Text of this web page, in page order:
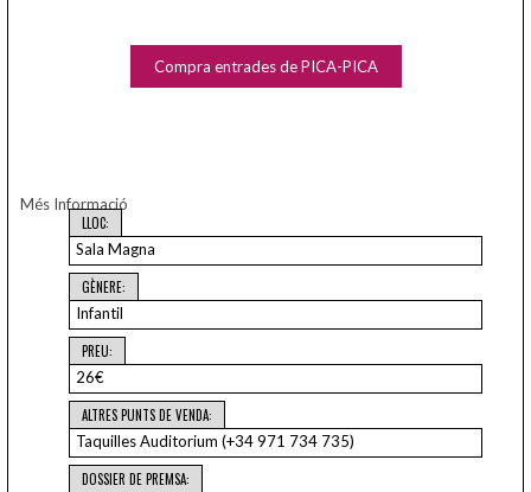
Compra entrades de PICA-PICA
Més Informació
LLOC:
Sala Magna
GÈNERE:
Infantil
PREU:
26€
ALTRES PUNTS DE VENDA:
Taquilles Auditorium (+34 971 734 735)
DOSSIER DE PREMSA: